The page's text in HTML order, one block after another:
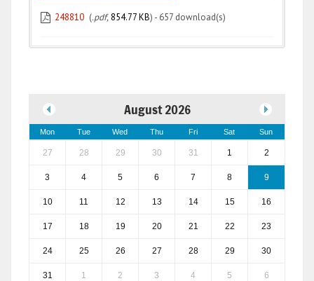
248810 (.pdf, 854.77 KB) - 657 download(s)
August 2026
Mon Tue Wed Thu Fri Sat Sun
27 28 29 30 31 1 2
3 4 5 6 7 8 9
10 11 12 13 14 15 16
17 18 19 20 21 22 23
24 25 26 27 28 29 30
31 1 2 3 4 5 6